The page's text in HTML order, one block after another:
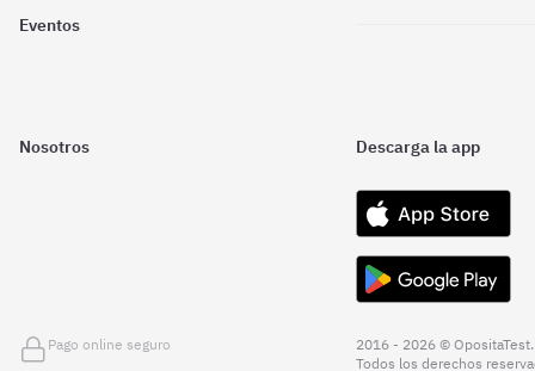
Eventos
Nosotros Descarga la app
Pago online seguro
2016 - 2026 © OpositaTest.
Todos los derechos